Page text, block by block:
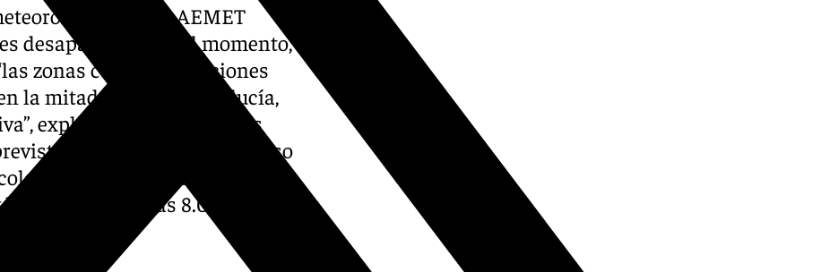
de la AEMET
desaparecen, por el momento,
zonas con precipitaciones
la mitad norte de Andalucía,
explican desde sus redes
que entre un nuevo aviso
amarillo, que afectará a las
capital hasta las 8.00 de la